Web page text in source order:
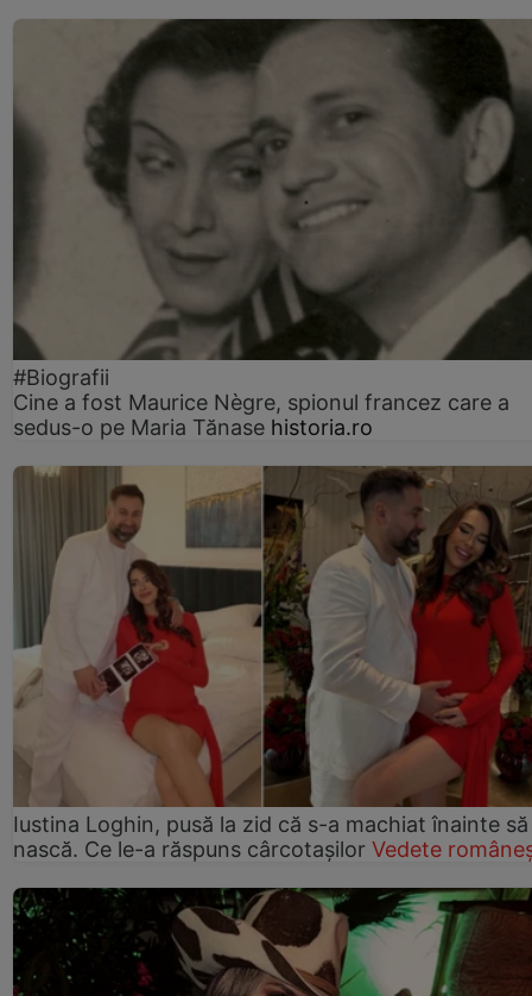
#Biografii
Cine a fost Maurice Nègre, spionul francez care a
sedus-o pe Maria Tănase historia.ro
Iustina Loghin, pusă la zid că s-a machiat înainte să
nască. Ce le-a răspuns cârcotașilor Vedete